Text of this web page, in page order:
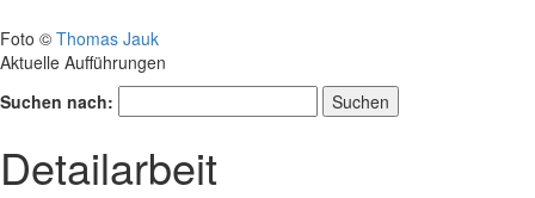
Foto © Thomas Jauk
Aktuelle Aufführungen
Suchen nach:
Detailarbeit